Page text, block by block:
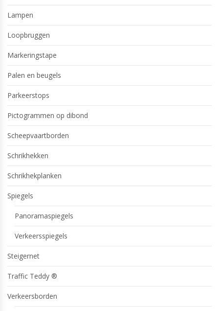
Lampen
Loopbruggen
Markeringstape
Palen en beugels
Parkeerstops
Pictogrammen op dibond
Scheepvaartborden
Schrikhekken
Schrikhekplanken
Spiegels
Panoramaspiegels
Verkeersspiegels
Steigernet
Traffic Teddy ®
Verkeersborden